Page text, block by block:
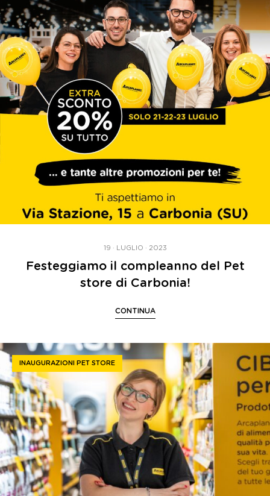
19 · LUGLIO · 2023
Festeggiamo il compleanno del Pet
store di Carbonia!
CONTINUA
INAUGURAZIONI PET STORE